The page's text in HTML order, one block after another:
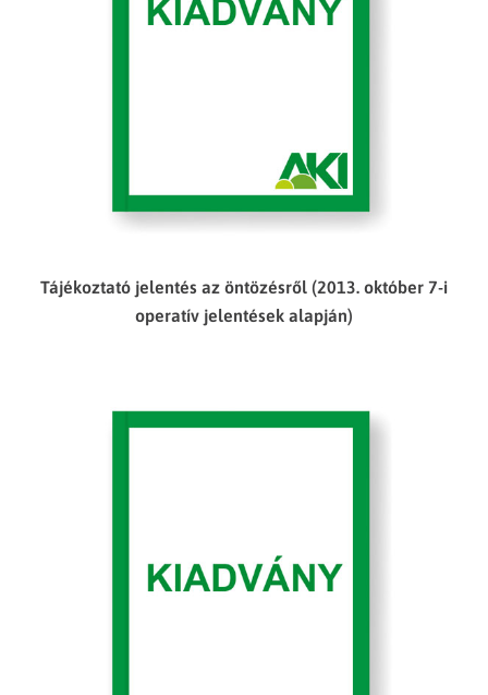
Tájékoztató jelentés az öntözésről (2013. október 7-i
operatív jelentések alapján)